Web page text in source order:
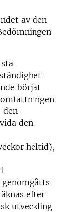
av den
börjat
den
den
heltid),
efter
utveckling